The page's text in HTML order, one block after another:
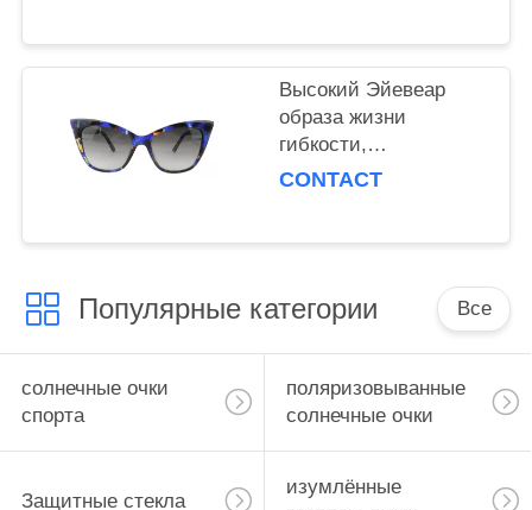
Высокий Эйевеар
образа жизни
гибкости,
представление
CONTACT
Популярные категории Все
солнечные очки
спорта
поляризовыванные
солнечные очки
Защитные стекла
изумлённые